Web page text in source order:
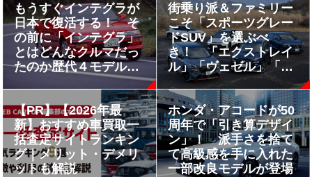
もうすぐインテグラが
日本で復活する！ そ
の前に「インテグラ」
とはどんなクルマだっ
たのか歴代４モデルを
街乗り派＆ファミリー
こそ「スポーツグレー
ドSUV」を選ぶべ
き！ 「エクストレイ
ル」「ヴェゼル」「カ
ローラクロス」「ヤリ
スクロス」を比較試乗
してわかった本当の価
値!!
【PR】【2026年最
新】おすすめ車買取一
括査定サイトランキン
グ｜メリット・デメリ
ットも解説
ホンダ・アコードが50
周年で「引き算デザイ
ン」！ 派手さを捨て
て高級感を手に入れた
一部改良モデルが登場